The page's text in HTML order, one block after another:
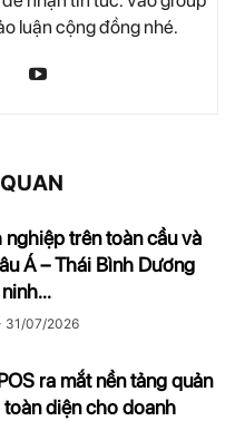
luận cộng đồng nhé.
trên toàn cầu và
Á – Thái Bình Dương
31/07/2026
ra mắt nền tảng quản
toàn diện cho doanh